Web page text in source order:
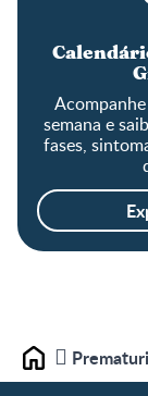
semana e
fases,
Home